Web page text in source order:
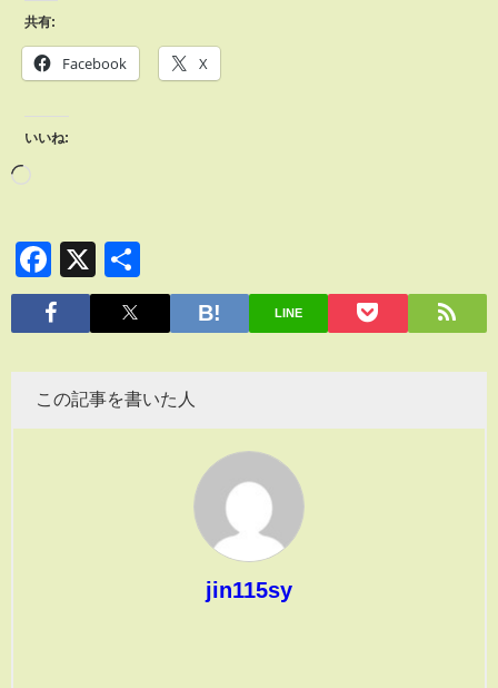
共有:
Facebook X
いいね:
Facebook
X
有
LINE
この記事を書いた人
jin115sy